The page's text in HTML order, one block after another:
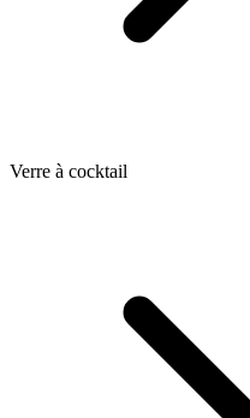
Verre à cocktail